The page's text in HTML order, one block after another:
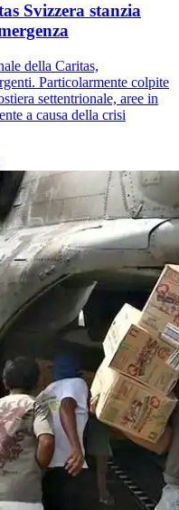
Svizzera stanzia
della Caritas,
Particolarmente colpite
settentrionale, aree in
a causa della crisi